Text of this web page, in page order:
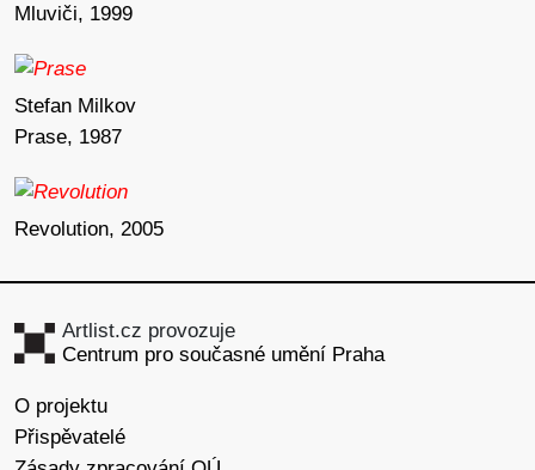
Mluviči, 1999
Stefan Milkov
Prase, 1987
Revolution, 2005
Artlist.cz provozuje
Centrum pro současné umění Praha
O projektu
Přispěvatelé